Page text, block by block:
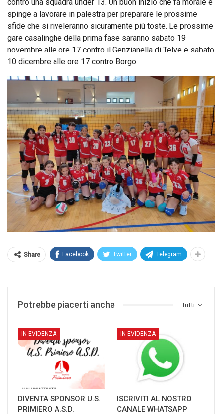
contro una squadra under 13. Un buon inizio che fa morale e
spinge a lavorare in palestra per preparare le prossime
sfide che si riveleranno sicuramente più toste. Le prossime
gare casalinghe della prima fase saranno sabato 19
novembre alle ore 17 contro il Genzianella di Telve e sabato
10 dicembre alle ore 17 contro Borgo.
Share Facebook Twitter Telegram
Tutti
Potrebbe piacerti anche
IN EVIDENZA
DIVENTA SPONSOR U.S.
PRIMIERO A.S.D.
IN EVIDENZA
ISCRIVITI AL NOSTRO
CANALE WHATSAPP